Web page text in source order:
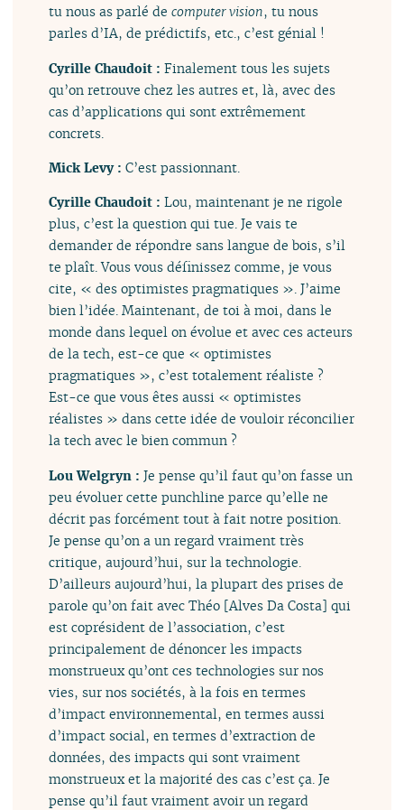
tu nous as parlé decomputer vision, tu nous
parles d’IA, de prédictifs, etc., c’est génial !
Cyrille Chaudoit :Finalement tous les sujets
qu’on retrouve chez les autres et, là, avec des
cas d’applications qui sont extrêmement
concrets.
Mick Levy :C’est passionnant.
Cyrille Chaudoit :Lou, maintenant je ne rigole
plus, c’est la question qui tue. Je vais te
demander de répondre sans langue de bois, s’il
te plaît. Vous vous définissez comme, je vous
cite, « des optimistes pragmatiques ». J’aime
bien l’idée. Maintenant, de toi à moi, dans le
monde dans lequel on évolue et avec ces acteurs
de la tech, est-ce que « optimistes
pragmatiques », c’est totalement réaliste ?
Est-ce que vous êtes aussi « optimistes
réalistes » dans cette idée de vouloir réconcilier
la tech avec le bien commun ?
Lou Welgryn :Je pense qu’il faut qu’on fasse un
peu évoluer cette punchline parce qu’elle ne
décrit pas forcément tout à fait notre position.
Je pense qu’on a un regard vraiment très
critique, aujourd’hui, sur la technologie.
D’ailleurs aujourd’hui, la plupart des prises de
parole qu’on fait avec Théo [Alves Da Costa] qui
est coprésident de l’association, c’est
principalement de dénoncer les impacts
monstrueux qu’ont ces technologies sur nos
vies, sur nos sociétés, à la fois en termes
d’impact environnemental, en termes aussi
d’impact social, en termes d’extraction de
données, des impacts qui sont vraiment
monstrueux et la majorité des cas c’est ça. Je
pense qu’il faut vraiment avoir un regard